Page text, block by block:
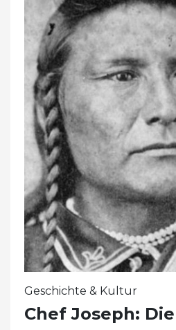
Geschichte & Kultur
Chef Joseph: